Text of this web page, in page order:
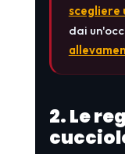
scegliere
dai
2. Le